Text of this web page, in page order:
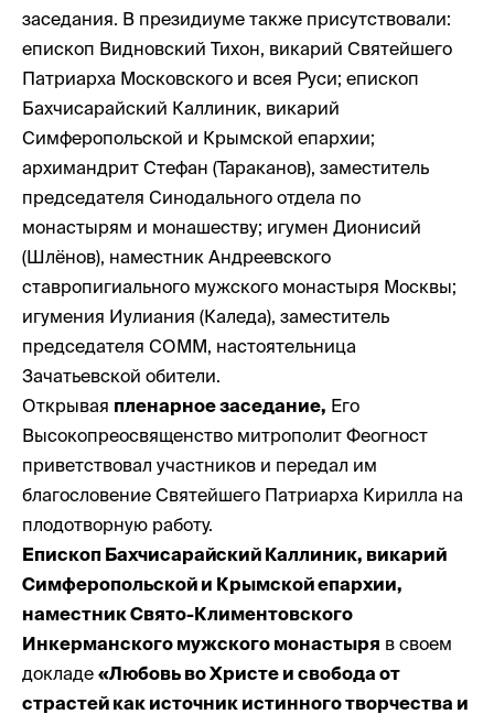
заседания. В президиуме также присутствовали:
епископ Видновский Тихон, викарий Святейшего
Патриарха Московского и всея Руси; епископ
Бахчисарайский Каллиник, викарий
Симферопольской и Крымской епархии;
архимандрит Стефан (Тараканов), заместитель
председателя Синодального отдела по
монастырям и монашеству; игумен Дионисий
(Шлёнов), наместник Андреевского
ставропигиального мужского монастыря Москвы;
игумения Иулиания (Каледа), заместитель
председателя СОММ, настоятельница
Зачатьевской обители.
Открывая пленарное заседание, Его
Высокопреосвященство митрополит Феогност
приветствовал участников и передал им
благословение Святейшего Патриарха Кирилла на
плодотворную работу.
Епископ Бахчисарайский Каллиник, викарий
Симферопольской и Крымской епархии,
наместник Свято-Климентовского
Инкерманского мужского монастыря в своем
докладе «Любовь во Христе и свобода от
страстей как источник истинного творчества и